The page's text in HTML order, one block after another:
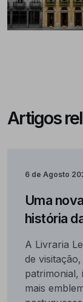
Artigos
6 de Agosto
Uma
história
A Livraria
de
patrimonial,
mais